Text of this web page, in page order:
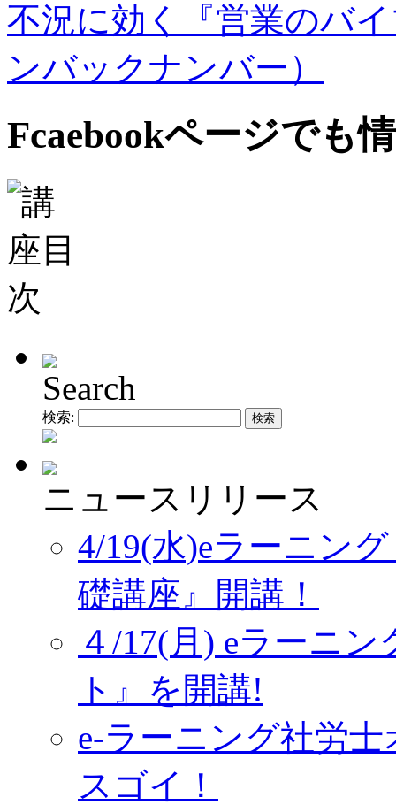
不況に効く『営業のバ
ンバックナンバー）
Fcaebookページでも
Search
検索:
ニュースリリース
4/19(水)eラーニン
礎講座』開講！
４/17(月) eラーニ
ト』を開講!
e-ラーニング社労
スゴイ！